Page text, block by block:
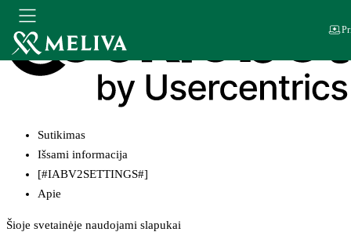
Sutikimas
Išsami informacija
[#IABV2SETTINGS#]
Apie
Šioje svetainėje naudojami slapukai